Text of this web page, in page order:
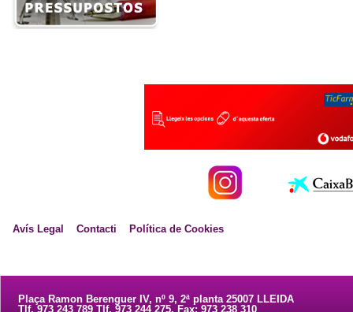
Avís Legal Contacti Política de Cookies
Plaça Ramon Berenguer IV, nº 9, 2ª planta 25007 LLEIDA
Tlf. 973 243 789 Tlf. 973 244 275. Fax: 973 238 310